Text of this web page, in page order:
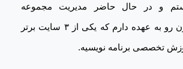
هستم و در حال حاضر مدیریت مجموعه
آموزشی سون لرن رو به عهده دارم که یکی از ۳ سایت برتر
تخصصی برنامه نویسیه.